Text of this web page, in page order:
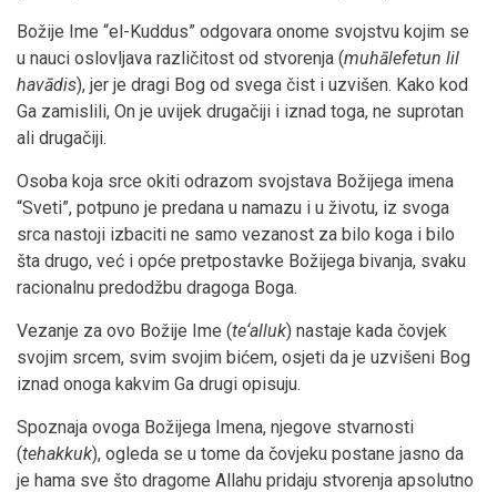
Božije Ime “el-Kuddus” odgovara onome svojstvu kojim se
u nauci oslovljava različitost od stvorenja (muhālefetun lil
havādis), jer je dragi Bog od svega čist i uzvišen. Kako kod
Ga zamislili, On je uvijek drugačiji i iznad toga, ne suprotan
ali drugačiji.
Osoba koja srce okiti odrazom svojstava Božijega imena
“Sveti”, potpuno je predana u namazu i u životu, iz svoga
srca nastoji izbaciti ne samo vezanost za bilo koga i bilo
šta drugo, već i opće pretpostavke Božijega bivanja, svaku
racionalnu predodžbu dragoga Boga.
Vezanje za ovo Božije Ime (te‘alluk) nastaje kada čovjek
svojim srcem, svim svojim bićem, osjeti da je uzvišeni Bog
iznad onoga kakvim Ga drugi opisuju.
Spoznaja ovoga Božijega Imena, njegove stvarnosti
(tehakkuk), ogleda se u tome da čovjeku postane jasno da
je hama sve što dragome Allahu pridaju stvorenja apsolutno